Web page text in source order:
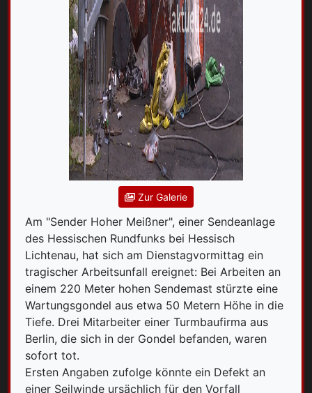
Zur Galerie
Am "Sender Hoher Meißner", einer Sendeanlage
des Hessischen Rundfunks bei Hessisch
Lichtenau, hat sich am Dienstagvormittag ein
tragischer Arbeitsunfall ereignet: Bei Arbeiten an
einem 220 Meter hohen Sendemast stürzte eine
Wartungsgondel aus etwa 50 Metern Höhe in die
Tiefe. Drei Mitarbeiter einer Turmbaufirma aus
Berlin, die sich in der Gondel befanden, waren
sofort tot.
Ersten Angaben zufolge könnte ein Defekt an
einer Seilwinde ursächlich für den Vorfall